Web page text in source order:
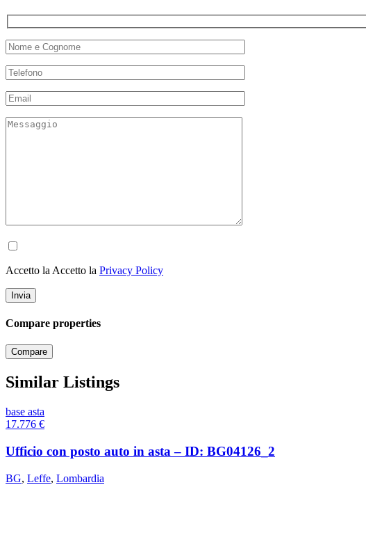
Accetto la Accetto la Privacy Policy
Compare properties
Compare
Similar Listings
base asta
17.776 €
Ufficio con posto auto in asta – ID: BG04126_2
BG, Leffe, Lombardia